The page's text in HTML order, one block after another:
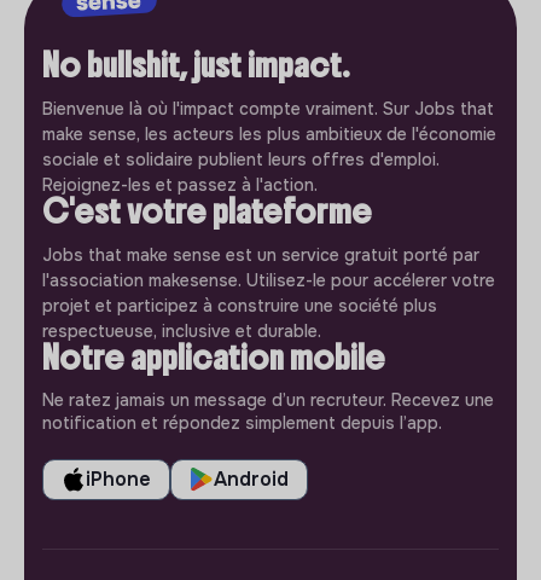
No bullshit, just impact.
Bienvenue là où l'impact compte vraiment. Sur Jobs that
make sense, les acteurs les plus ambitieux de l'économie
sociale et solidaire publient leurs offres d'emploi.
Rejoignez-les et passez à l'action.
C'est votre plateforme
Jobs that make sense est un service gratuit porté par
l'association makesense. Utilisez-le pour accélerer votre
projet et participez à construire une société plus
respectueuse, inclusive et durable.
Notre application mobile
Ne ratez jamais un message d’un recruteur. Recevez une
notification et répondez simplement depuis l’app.
iPhone Android